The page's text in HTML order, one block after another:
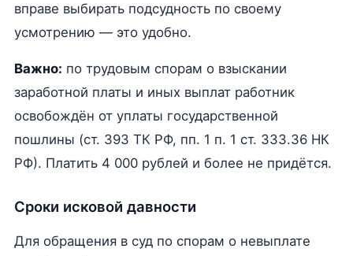
вправе выбирать подсудность по своему
усмотрению — это удобно.
Важно: по трудовым спорам о взыскании
заработной платы и иных выплат работник
освобождён от уплаты государственной
пошлины (ст. 393 ТК РФ, пп. 1 п. 1 ст. 333.36 НК
РФ). Платить 4 000 рублей и более не придётся.
Сроки исковой давности
Для обращения в суд по спорам о невыплате